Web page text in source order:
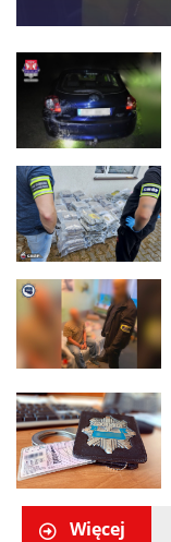
Więcej